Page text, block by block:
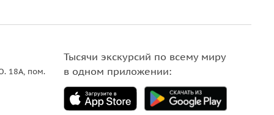
18A, пом.
Тысячи экскурсий по всему миру
в одном приложении: